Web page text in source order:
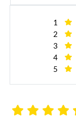
1
2
3
4
5